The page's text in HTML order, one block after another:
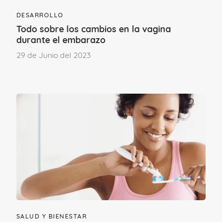
Tu médico te aconsejará sobre la mejor
forma de proceder. Ten en cuenta, que
solo un 4 por ciento de las madres paren
en la fecha prevista, el 98 por ciento se
adelantan o retrasan una o dos
semanas.
DESARROLLO
Todo sobre los cambios en la vagina
durante el embarazo
29 de Junio del 2023
SALUD Y BIENESTAR